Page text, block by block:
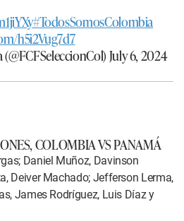
#TodosSomosColombia
h5i2Vug7d7
July 6, 2024
COLOMBIA VS PANAMÁ
Daniel Muñoz, Davinson
Deiver Machado; Jefferson Lerma,
James Rodríguez, Luis Díaz y